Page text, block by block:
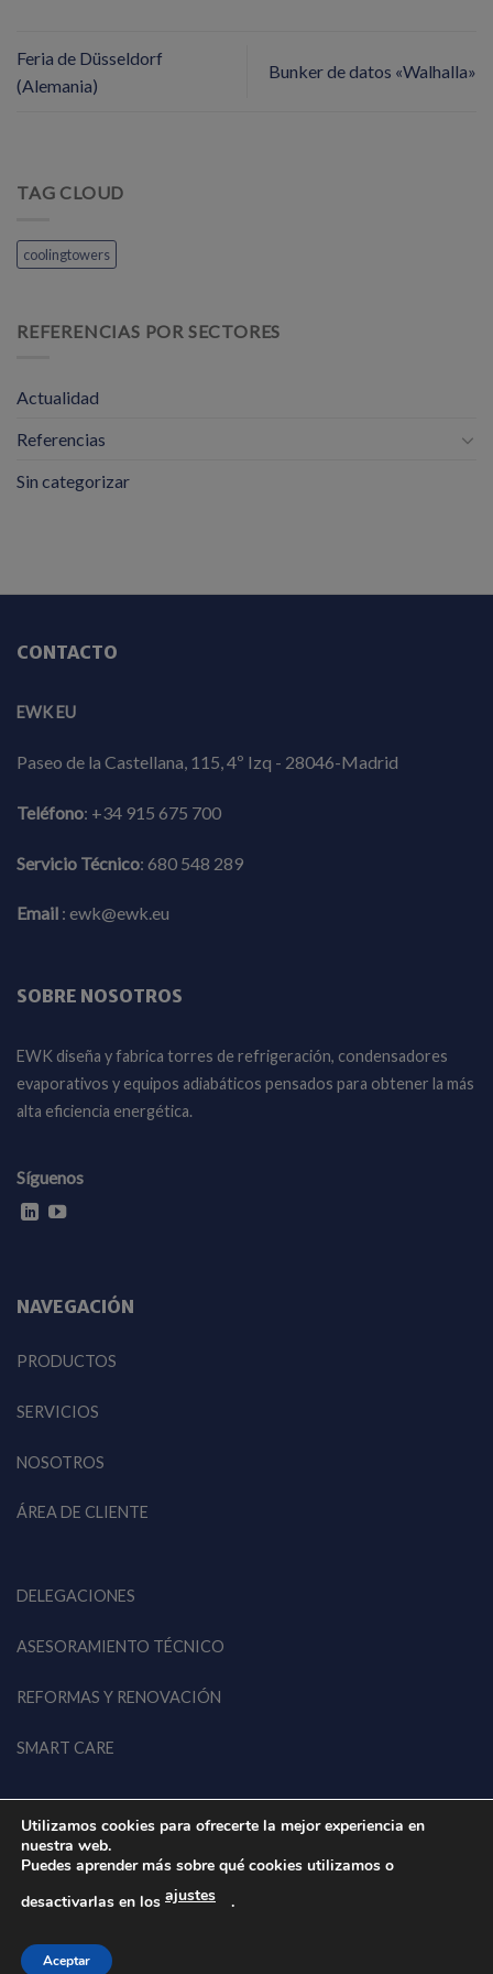
TAG CLOUD
coolingtowers
REFERENCIAS POR SECTORES
Actualidad
Referencias
Sin categorizar
Feria de Düsseldorf
(Alemania)
Bunker de datos «Walhalla»
NAVEGACIÓN
PRODUCTOS
SERVICIOS
NOSOTROS
ÁREA DE CLIENTE
DELEGACIONES
ASESORAMIENTO TÉCNICO
REFORMAS Y RENOVACIÓN
SMART CARE
CONTACTO
EWK EU
Paseo de la Castellana, 115, 4º Izq - 28046-Madrid
Teléfono: +34 915 675 700
Servicio Técnico: 680 548 289
Email : ewk@ewk.eu
SOBRE NOSOTROS
EWK diseña y fabrica torres de refrigeración, condensadores
evaporativos y equipos adiabáticos pensados para obtener la más
alta eficiencia energética.
Síguenos
© 2026 EWK EU • Todos los derechos reservados
Aviso Legal Política de privacidad
Utilizamos cookies para ofrecerte la mejor experiencia en
nuestra web.
Puedes aprender más sobre qué cookies utilizamos o
desactivarlas en los ajustes .
Aceptar